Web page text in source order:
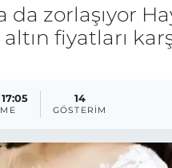
zorlaşıyor
fiyatları
14
GÖSTERIM